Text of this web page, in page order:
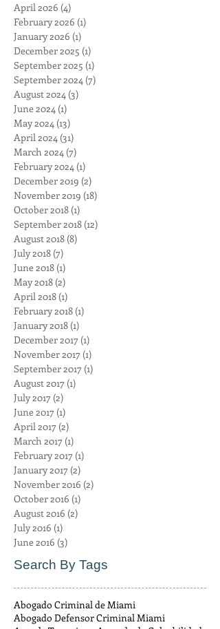
April 2026 (4)
February 2026 (1)
January 2026 (1)
December 2025 (1)
September 2025 (1)
September 2024 (7)
August 2024 (3)
June 2024 (1)
May 2024 (13)
April 2024 (31)
March 2024 (7)
February 2024 (1)
December 2019 (2)
November 2019 (18)
October 2018 (1)
September 2018 (12)
August 2018 (8)
July 2018 (7)
June 2018 (1)
May 2018 (2)
April 2018 (1)
February 2018 (1)
January 2018 (1)
December 2017 (1)
November 2017 (1)
September 2017 (1)
August 2017 (1)
July 2017 (2)
June 2017 (1)
April 2017 (2)
March 2017 (1)
February 2017 (1)
January 2017 (2)
November 2016 (2)
October 2016 (1)
August 2016 (2)
July 2016 (1)
June 2016 (3)
Search By Tags
Abogado Criminal de Miami
Abogado Defensor Criminal Miami